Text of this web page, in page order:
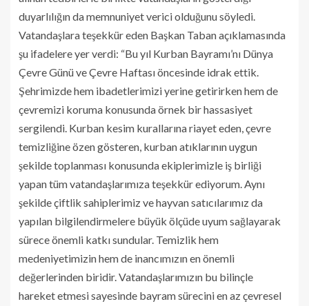
duyarlılığın da memnuniyet verici olduğunu söyledi.
Vatandaşlara teşekkür eden Başkan Taban açıklamasında
şu ifadelere yer verdi: “Bu yıl Kurban Bayramı’nı Dünya
Çevre Günü ve Çevre Haftası öncesinde idrak ettik.
Şehrimizde hem ibadetlerimizi yerine getirirken hem de
çevremizi koruma konusunda örnek bir hassasiyet
sergilendi. Kurban kesim kurallarına riayet eden, çevre
temizliğine özen gösteren, kurban atıklarının uygun
şekilde toplanması konusunda ekiplerimizle iş birliği
yapan tüm vatandaşlarımıza teşekkür ediyorum. Aynı
şekilde çiftlik sahiplerimiz ve hayvan satıcılarımız da
yapılan bilgilendirmelere büyük ölçüde uyum sağlayarak
sürece önemli katkı sundular. Temizlik hem
medeniyetimizin hem de inancımızın en önemli
değerlerinden biridir. Vatandaşlarımızın bu bilinçle
hareket etmesi sayesinde bayram sürecini en az çevresel